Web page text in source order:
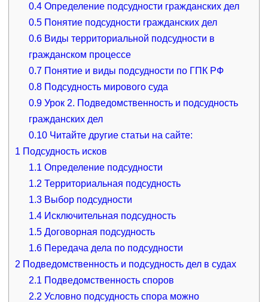
0.4 Определение подсудности гражданских дел
0.5 Понятие подсудности гражданских дел
0.6 Виды территориальной подсудности в
гражданском процессе
0.7 Понятие и виды подсудности по ГПК РФ
0.8 Подсудность мирового суда
0.9 Урок 2. Подведомственность и подсудность
гражданских дел
0.10 Читайте другие статьи на сайте:
1 Подсудность исков
1.1 Определение подсудности
1.2 Территориальная подсудность
1.3 Выбор подсудности
1.4 Исключительная подсудность
1.5 Договорная подсудность
1.6 Передача дела по подсудности
2 Подведомственность и подсудность дел в судах
2.1 Подведомственность споров
2.2 Условно подсудность спора можно